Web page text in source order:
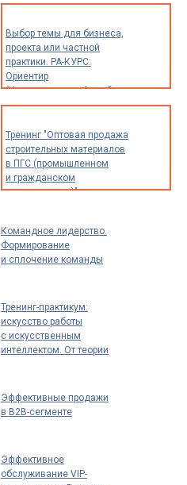
Выбор темы для бизнеса,
проекта или частной
практики. РА-КУРС:
Ориентир
(Индивидуальный разбор
опыта и идей для
экспертов
и специалистов)
Тренинг "Оптовая продажа
строительных материалов
в ПГС (промышленном
и гражданском
строительстве)"
Командное лидерство.
Формирование
и сплочение команды
Тренинг-практикум:
искусство работы
с искусственным
интеллектом. От теории
повышения
эффективности
Эффективные продажи
в B2B-сегменте
Эффективное
обслуживание VIP-